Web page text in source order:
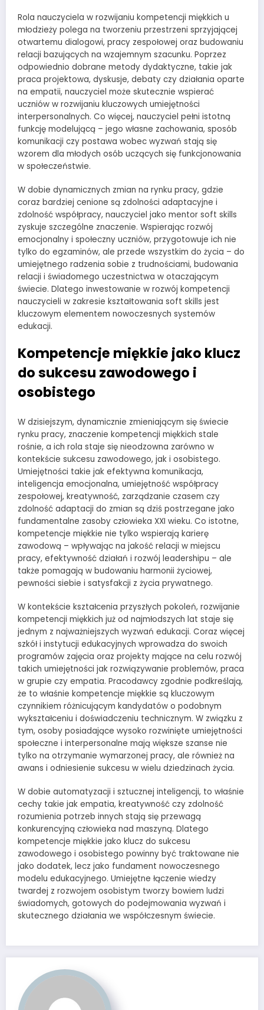
Rola nauczyciela w rozwijaniu kompetencji miękkich u
młodzieży polega na tworzeniu przestrzeni sprzyjającej
otwartemu dialogowi, pracy zespołowej oraz budowaniu
relacji bazujących na wzajemnym szacunku. Poprzez
odpowiednio dobrane metody dydaktyczne, takie jak
praca projektowa, dyskusje, debaty czy działania oparte
na empatii, nauczyciel może skutecznie wspierać
uczniów w rozwijaniu kluczowych umiejętności
interpersonalnych. Co więcej, nauczyciel pełni istotną
funkcję modelującą – jego własne zachowania, sposób
komunikacji czy postawa wobec wyzwań stają się
wzorem dla młodych osób uczących się funkcjonowania
w społeczeństwie.
W dobie dynamicznych zmian na rynku pracy, gdzie
coraz bardziej cenione są zdolności adaptacyjne i
zdolność współpracy, nauczyciel jako mentor soft skills
zyskuje szczególne znaczenie. Wspierając rozwój
emocjonalny i społeczny uczniów, przygotowuje ich nie
tylko do egzaminów, ale przede wszystkim do życia – do
umiejętnego radzenia sobie z trudnościami, budowania
relacji i świadomego uczestnictwa w otaczającym
świecie. Dlatego inwestowanie w rozwój kompetencji
nauczycieli w zakresie kształtowania soft skills jest
kluczowym elementem nowoczesnych systemów
edukacji.
Kompetencje miękkie jako klucz
do sukcesu zawodowego i
osobistego
W dzisiejszym, dynamicznie zmieniającym się świecie
rynku pracy, znaczenie kompetencji miękkich stale
rośnie, a ich rola staje się nieodzowna zarówno w
kontekście sukcesu zawodowego, jak i osobistego.
Umiejętności takie jak efektywna komunikacja,
inteligencja emocjonalna, umiejętność współpracy
zespołowej, kreatywność, zarządzanie czasem czy
zdolność adaptacji do zmian są dziś postrzegane jako
fundamentalne zasoby człowieka XXI wieku. Co istotne,
kompetencje miękkie nie tylko wspierają karierę
zawodową – wpływając na jakość relacji w miejscu
pracy, efektywność działań i rozwój leadershipu – ale
także pomagają w budowaniu harmonii życiowej,
pewności siebie i satysfakcji z życia prywatnego.
W kontekście kształcenia przyszłych pokoleń, rozwijanie
kompetencji miękkich już od najmłodszych lat staje się
jednym z najważniejszych wyzwań edukacji. Coraz więcej
szkół i instytucji edukacyjnych wprowadza do swoich
programów zajęcia oraz projekty mające na celu rozwój
takich umiejętności jak rozwiązywanie problemów, praca
w grupie czy empatia. Pracodawcy zgodnie podkreślają,
że to właśnie kompetencje miękkie są kluczowym
czynnikiem różnicującym kandydatów o podobnym
wykształceniu i doświadczeniu technicznym. W związku z
tym, osoby posiadające wysoko rozwinięte umiejętności
społeczne i interpersonalne mają większe szanse nie
tylko na otrzymanie wymarzonej pracy, ale również na
awans i odniesienie sukcesu w wielu dziedzinach życia.
W dobie automatyzacji i sztucznej inteligencji, to właśnie
cechy takie jak empatia, kreatywność czy zdolność
rozumienia potrzeb innych stają się przewagą
konkurencyjną człowieka nad maszyną. Dlatego
kompetencje miękkie jako klucz do sukcesu
zawodowego i osobistego powinny być traktowane nie
jako dodatek, lecz jako fundament nowoczesnego
modelu edukacyjnego. Umiejętne łączenie wiedzy
twardej z rozwojem osobistym tworzy bowiem ludzi
świadomych, gotowych do podejmowania wyzwań i
skutecznego działania we współczesnym świecie.